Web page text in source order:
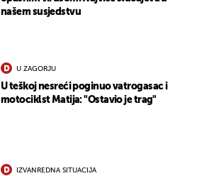
našem susjedstvu
U ZAGORJU
U teškoj nesreći poginuo vatrogasac i
motociklst Matija: "Ostavio je trag"
IZVANREDNA SITUACIJA